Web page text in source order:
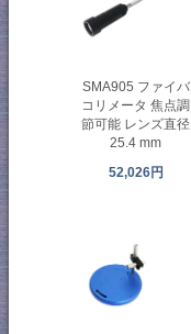
SMA905 ファイバ
コリメータ 焦点調
節可能 レンズ直径
25.4 mm
52,026円